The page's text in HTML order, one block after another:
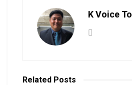
K Voice
Related Posts